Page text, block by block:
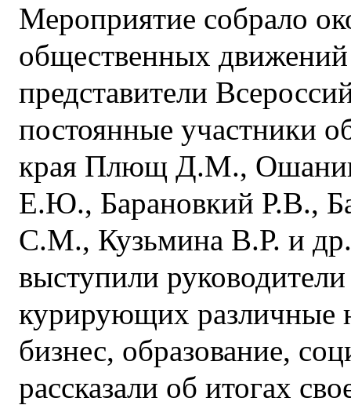
Мероприятие собрало
общественных
представители
постоянные участники
края Плющ Д.М.,
Е.Ю., Барановкий Р.В.,
С.М., Кузьмина В.Р. и
выступили
курирующих различные
бизнес, образование,
рассказали об итогах